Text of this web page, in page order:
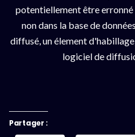
potentiellement être erronné
non dans la base de
diffusé, un élement
logiciel de
Partager :